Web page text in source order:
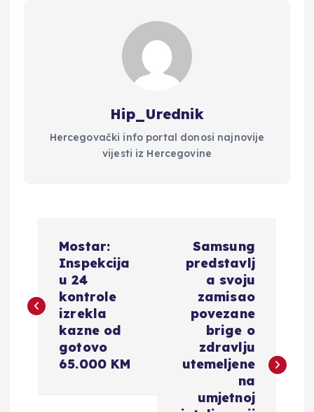
Hip_Urednik
Hercegovački info portal donosi najnovije
vijesti iz Hercegovine
v
Mostar:
Inspekcija
u 24
kontrole
izrekla
kazne od
gotovo
65.000 KM
Samsung
predstavlj
a svoju
zamisao
povezane
brige o
zdravlju
utemeljene
na
umjetnoj